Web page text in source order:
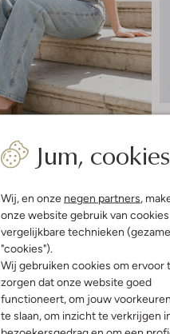
Jum,
Wij, en onze negen partners ,
onze website gebruik van
vergelijkbare technieken
"cookies").
Wij gebruiken cookies om ervoor
zorgen dat onze website goed
functioneert, om jouw
te slaan, om inzicht te verkrijgen